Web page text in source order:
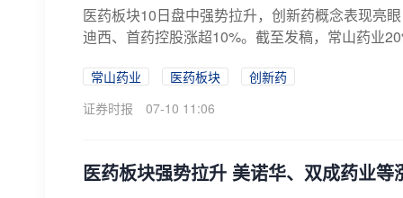
医药板块10日盘中强势拉升，创新药概念表现亮
迪西、首药控股涨超10%。截至发稿，常山药业
常山药业 医药板块
创新药
证券时报
07-10 11:06
医药板块强势拉升 美诺华、双成药业等